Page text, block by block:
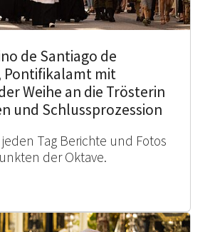
de Santiago de
Pontifikalamt mit
Weihe an die Trösterin
und Schlussprozession
Tag Berichte und Fotos
der Oktave.